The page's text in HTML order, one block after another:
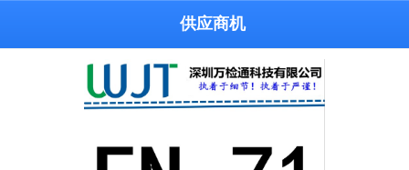
供应商机